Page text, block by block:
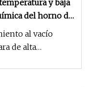
y baja
del horno de
al vacío
al vacío
de alta